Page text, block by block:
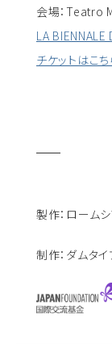
会場：Teatro
LA
チケットはこち
製作：ローム
制作：ダムタ